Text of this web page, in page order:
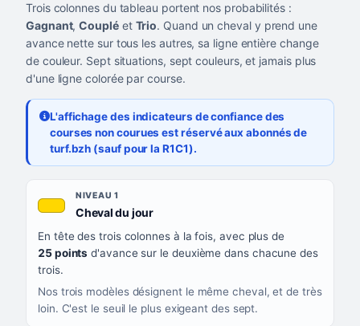
Trois colonnes du tableau portent nos probabilités :
Gagnant,Coupléet Trio. Quand un cheval y prend une
avance nette sur tous les autres, sa ligne entière change
de couleur. Sept situations, sept couleurs, et jamais plus
d'une ligne colorée par course.
L'affichage des indicateurs de confiance des
courses non courues est réservé aux abonnés de
turf.bzh (sauf pour la R1C1).
QUAND LA LIGNE PREND CETTE COULEUR
CE QUE CELA VOUS DIT
NIVEAU 1
Cheval du jour, couleur jaune or
En tête des trois colonnes à la fois, avec plus de
25 points d'avance sur le deuxième dans chacune des
trois.
Nos trois modèles désignent le même cheval, et de très
loin. C'est le seuil le plus exigeant des sept.